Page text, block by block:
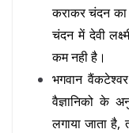
कराकर चंदन
चंदन में देवी
कम नही है।
भगवान
वैज्ञानिको के
लगाया जाता